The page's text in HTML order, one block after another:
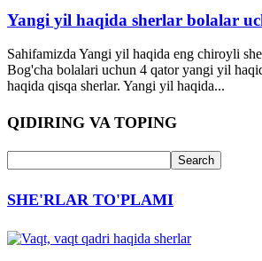
Yangi yil haqida sherlar bolalar
Sahifamizda Yangi yil haqida eng chiroyli
Bog'cha bolalari uchun 4 qator yangi yil
haqida qisqa sherlar. Yangi yil haqida...
QIDIRING VA TOPING
SHE'RLAR TO'PLAMI